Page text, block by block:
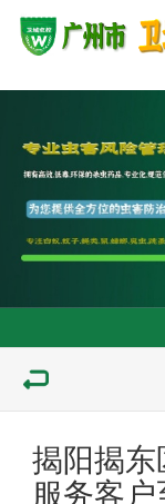
揭阳揭东
服务客